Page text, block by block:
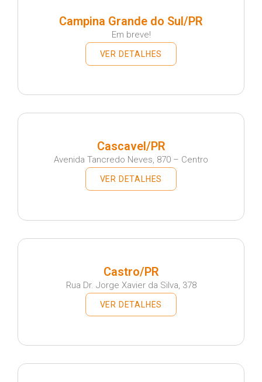
Campina Grande do Sul/PR
Em breve!
VER DETALHES
Cascavel/PR
Avenida Tancredo Neves, 870 – Centro
VER DETALHES
Castro/PR
Rua Dr. Jorge Xavier da Silva, 378
VER DETALHES